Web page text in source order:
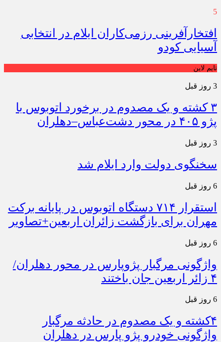
5
افتخارآفرینی رزمی‌کاران ایلام در انتخابی
آسیایی کودو
تایم لاین
3 روز قبل
۳ کشته و یک مصدوم در برخورد اتوبوس با
پژو ۴۰۵ در محور دشت‌عباس–دهلران
3 روز قبل
سخنگوی دولت وارد ایلام شد
6 روز قبل
استقرار ۷۱۴ دستگاه اتوبوس در پایانه برکت
مهران برای بازگشت زائران اربعین+تصاویر
6 روز قبل
واژگونی مرگبار پژوپارس در محور دهلران/
۴ زائر اربعین جان باختند
6 روز قبل
۴کشته و یک مصدوم در حادثه مرگبار
واژگونی خودرو پژو پارس در دهلران